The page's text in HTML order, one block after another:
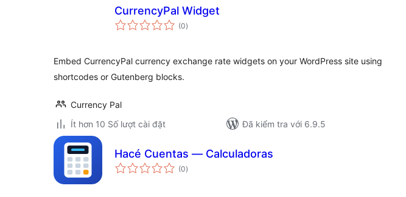
CurrencyPal Widget
(0tổng
đánh
)
Embed CurrencyPal currency exchange rate widgets on your WordPress site using
shortcodes or Gutenberg blocks.
Currency Pal
Ít hơn 10 Số lượt cài đặt
Đã kiểm tra với 6.9.5
Hacé Cuentas — Calculadoras
(0tổng
đánh
)